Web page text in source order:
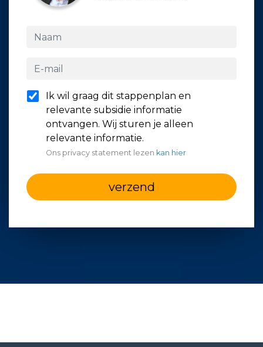
Ik wil graag dit stappenplan en
relevante subsidie informatie
ontvangen. Wij sturen je alleen
relevante informatie.
Ons privacy statement lezen kan hier
verzend